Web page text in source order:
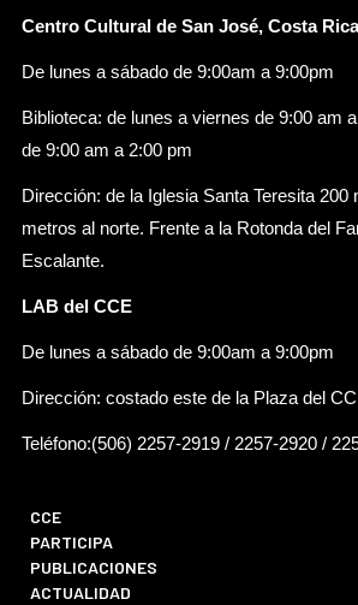
Centro Cultural de San José, Costa Rica
De lunes a sábado de 9:00am a 9:00pm
Biblioteca: de lunes a viernes de 9:00 am
de 9:00 am a 2:00 pm
Dirección: de la Iglesia Santa Teresita 200
metros al norte. Frente a la Rotonda del
Escalante.
LAB del CCE
De lunes a sábado de 9:00am a 9:00pm
Dirección: costado este de la Plaza del
Teléfono:(506) 2257-2919 / 2257-2920 /
CCE
PARTICIPA
PUBLICACIONES
ACTUALIDAD